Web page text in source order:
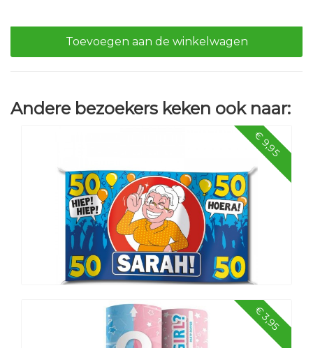
Toevoegen aan de winkelwagen
Andere bezoekers keken ook naar:
€ 9,95
Mega vlag ‘Sarah’
€ 3,95